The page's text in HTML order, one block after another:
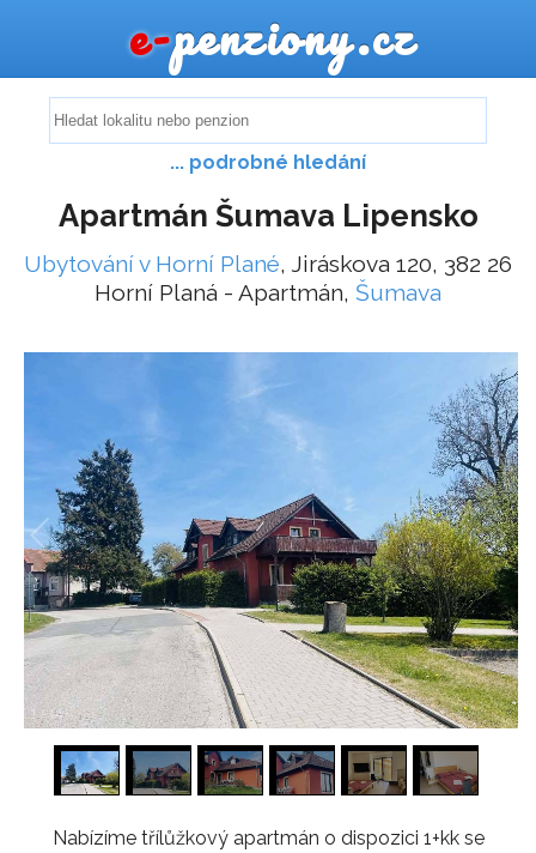
e-penziony.cz
... podrobné hledání
Apartmán Šumava Lipensko
Ubytování v Horní Plané, Jiráskova 120, 382 26
Horní Planá - Apartmán, Šumava
1/14
Nabízíme třílůžkový apartmán o dispozici 1+kk se